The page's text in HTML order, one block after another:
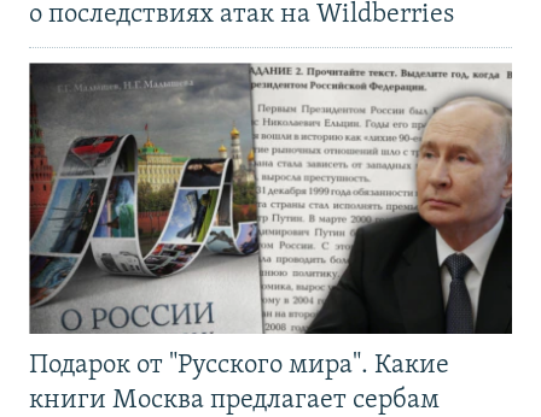
о последствиях атак на Wildberries
Подарок от "Русского мира". Какие
книги Москва предлагает сербам